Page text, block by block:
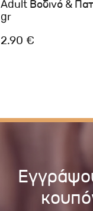
Adult Βοδινό &
gr
2.90 €